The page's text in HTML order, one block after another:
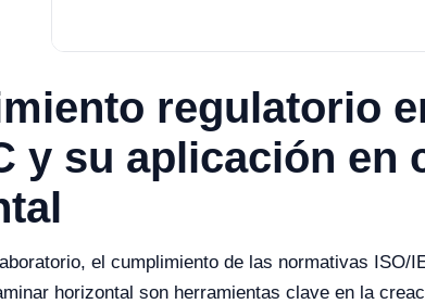
regulatorio
y su aplicación
el cumplimiento de las normativas
horizontal son herramientas clave en la